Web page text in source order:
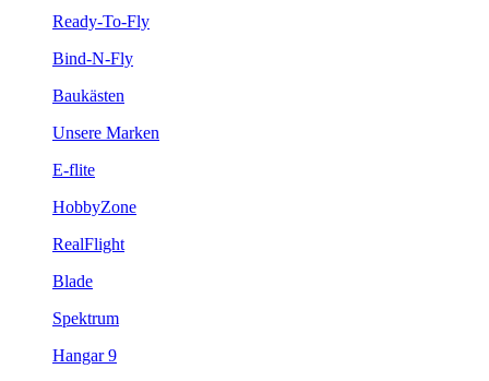
Ready-To-Fly
Bind-N-Fly
Baukästen
Unsere Marken
E-flite
HobbyZone
RealFlight
Blade
Spektrum
Hangar 9